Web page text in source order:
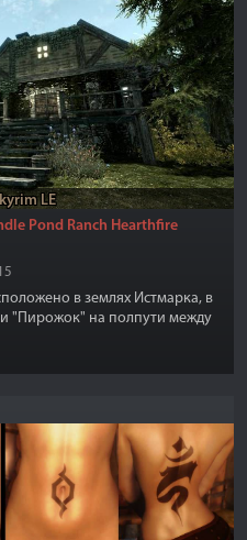
LE
Pond Ranch Hearthfire
в землях Истмарка, в
"Пирожок" на полпути между